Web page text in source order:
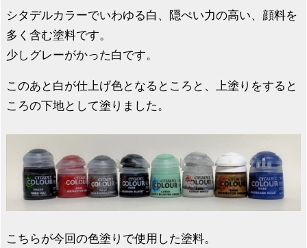
シタデルカラーでいわゆる白、隠ぺい力の高い、顔料を
多く含む塗料です。
少しグレーがかった白です。
このあと白が仕上げ色となるところと、上塗りをすると
ころの下地として塗りました。
こちらが今回の色塗りで使用した塗料。